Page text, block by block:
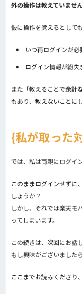
外の操作は教えていませ
仮に操作を覚えるとして
いつ再ログインが必
ログイン情報が紛失
また「教えることで余計
もあり、教えないことに
私が取った
では、私は両親にログイ
このままログインせずに
しょうか？
しかし、それでは楽天モ
ってしまいます。
この続きは、次回にお話
もし興味がございました
ここまでお読みくださり